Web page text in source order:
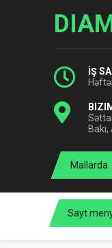
İŞ
Sayt